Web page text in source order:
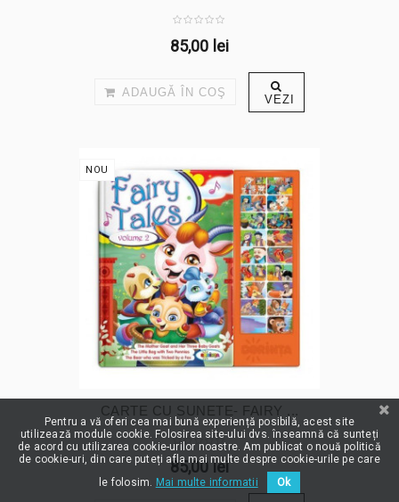
85,00 lei
ADAUGĂ ÎN COŞ VEZI
NOU
CARTE CU SUNETE- FAIRY ...
85,00 lei
Pentru a vă oferi cea mai bună experiență posibilă, acest site
utilizează module cookie. Folosirea site-ului dvs. înseamnă că sunteți
de acord cu utilizarea cookie-urilor noastre. Am publicat o nouă politică
de cookie-uri, din care puteți afla mai multe despre cookie-urile pe care
le folosim. Mai multe informatii Ok